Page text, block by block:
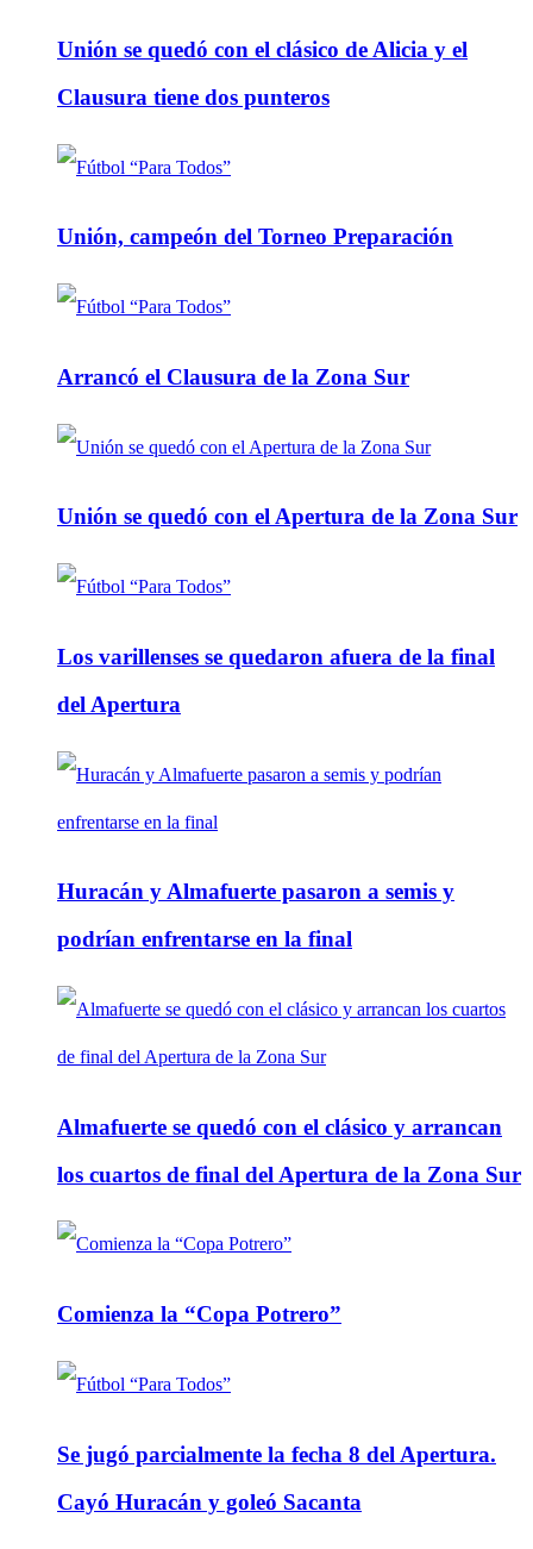
Unión se quedó con el clásico de Alicia y el
Clausura tiene dos punteros
Unión, campeón del Torneo Preparación
Arrancó el Clausura de la Zona Sur
Unión se quedó con el Apertura de la Zona Sur
Los varillenses se quedaron afuera de la final
del Apertura
Huracán y Almafuerte pasaron a semis y
podrían enfrentarse en la final
Almafuerte se quedó con el clásico y arrancan
los cuartos de final del Apertura de la Zona Sur
Comienza la “Copa Potrero”
Se jugó parcialmente la fecha 8 del Apertura.
Cayó Huracán y goleó Sacanta